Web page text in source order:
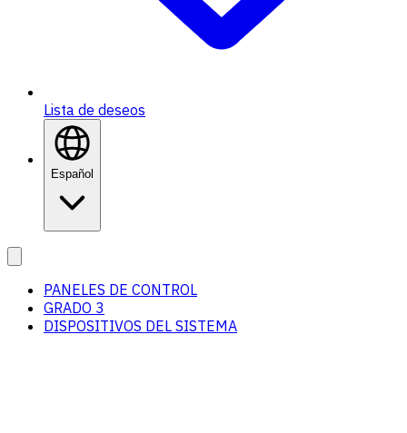
Lista de deseos
Español
PANELES DE CONTROL
GRADO 3
DISPOSITIVOS DEL SISTEMA